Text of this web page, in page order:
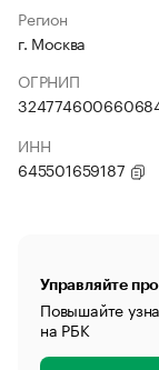
Регион
г. Москва
ОГРНИП
ИНН
645501659187
Управляйте
Повышайте
на РБК